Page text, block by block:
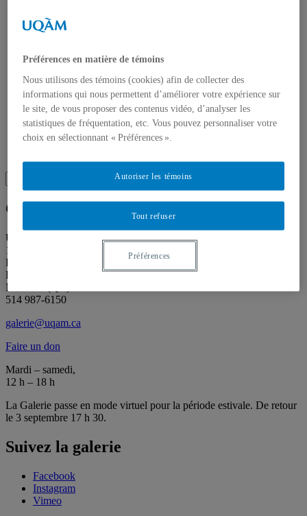
À propos
Accessibilité
Mandat
Équipe
Proposition de projet
Partenaires
Plan des salles
Salle de presse
Recherche
for:
Galerie de l’UQAM
Université du Québec à Montréal
1400 rue Berri
Pavillon Judith-Jasmin
Local J-R120
Montréal (QC) Canada
514 987-6150
galerie@uqam.ca
Faire un don
Mardi – samedi,
12 h – 18 h
La Galerie passe en mode virtuel pour la période estivale. De retour
le 3 septembre 17 h 30.
Suivez la galerie
Facebook
Instagram
Vimeo
Préférences en matière de témoins
Nous utilisons des témoins (cookies) afin de collecter des
informations qui nous permettent d’améliorer votre expérience sur
le site, de vous proposer des contenus vidéo, d’analyser les
statistiques de fréquentation, etc. Vous pouvez personnaliser votre
choix en sélectionnant « Préférences ».
Tout refuser
Autoriser les témoins
Préférences